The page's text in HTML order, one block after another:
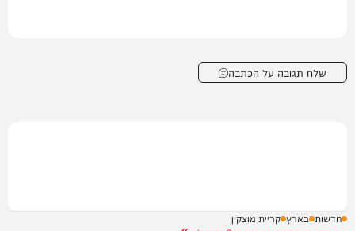
שלח תגובה על הכתבה
חדשות בארץ קריית מוצקין